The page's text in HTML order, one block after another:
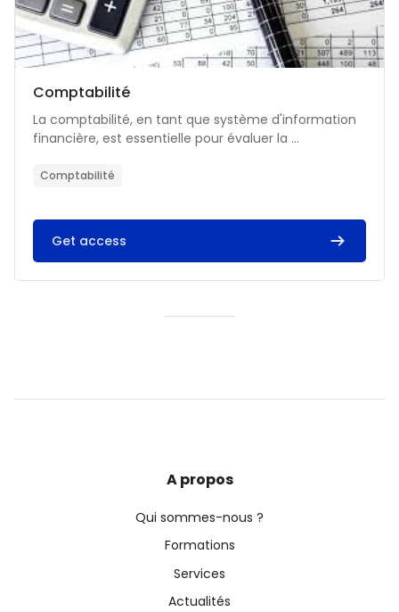
Catégorie de cours
Nom du cours
Comptabilité
Résumé du cours :
La comptabilité, en tant que système d'information
financière, est essentielle pour évaluer la ...
Comptabilité
Get access
A propos
Qui sommes-nous ?
Formations
Services
Actualités